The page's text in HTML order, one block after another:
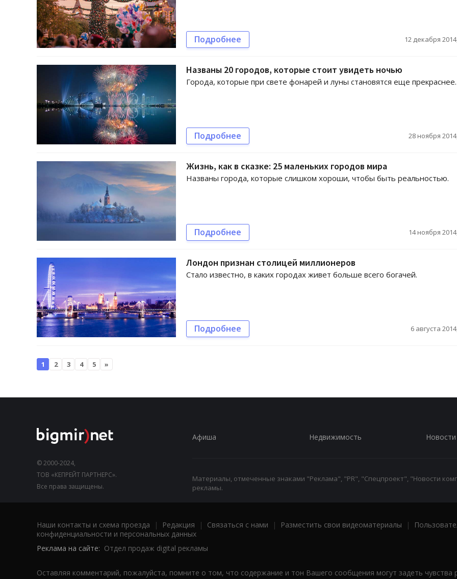
Подробнее 12 декабря
Названы 20 городов, которые стоит увидеть ночью
Города, которые при свете фонарей и луны становятся еще прекраснее.
Подробнее 28 ноября
Жизнь, как в сказке: 25 маленьких городов мира
Названы города, которые слишком хороши, чтобы быть реальностью.
Подробнее 14 ноября
Лондон признан столицей миллионеров
Стало известно, в каких городах живет больше всего богачей.
Подробнее 6 августа
1 2 3 4 5 »
© 2000-2024,
ТОВ «КЕПРЕЙТ ПАРТНЕРС».
Все права защищены.
Афиша Недвижимость Новости
Материалы, отмеченные знаками "Реклама", "PR", "Спецпроект", "Новости
рекламы.
Наши контакты и схема проезда | Редакция | Связаться с нами | Разместить свои видеоматериалы |
конфиденциальности и персональных данных
Реклама на сайте: Отдел продаж digital рекламы
Оставляя комментарий, пожалуйста, помните о том, что содержание и тон Вашего сообщения могут задеть чувства